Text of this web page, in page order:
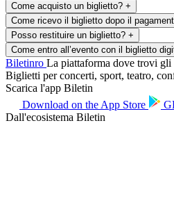
Come acquisto un biglietto? +
Come ricevo il biglietto dopo il
Posso restituire un biglietto? +
Come entro all’evento con il biglietto
Biletinro La piattaforma dove trovi gli
Biglietti per concerti, sport, teatro,
Scarica l'app Biletin
Download on the App Store
Dall'ecosistema Biletin